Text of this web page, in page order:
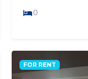
0
FOR RENT